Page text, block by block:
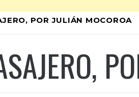
POR JULIÁN MOCOROA